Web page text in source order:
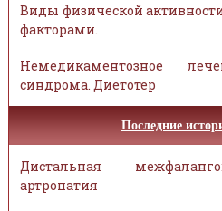
Виды физической
факторами.
Немедикаментозное
синдрома. Диетотер
Последние
Дистальная
артропатия